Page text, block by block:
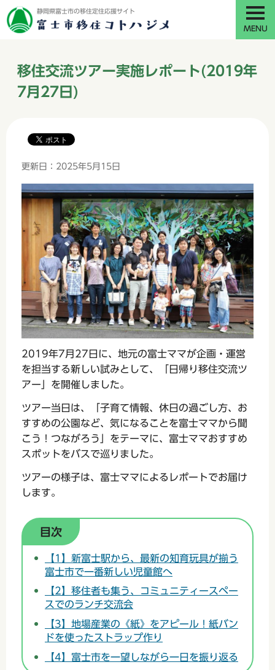
静岡県富士市の移住定住応援サイト
MENU
移住交流ツアー実施レポート(2019年
7月27日)
更新日：2025年5月15日
2019年7月27日に、地元の富士ママが企画・運営
を担当する新しい試みとして、「日帰り移住交流ツ
アー」を開催しました。
ツアー当日は、「子育て情報、休日の過ごし方、お
すすめの公園など、気になることを富士ママから聞
こう！つながろう」をテーマに、富士ママおすすめ
スポットをバスで巡りました。
ツアーの様子は、富士ママによるレポートでお届け
します。
目次
【1】新富士駅から、最新の知育玩具が揃う
富士市で一番新しい児童館へ
【2】移住者も集う、コミュニティースペー
スでのランチ交流会
【3】地場産業の《紙》をアピール！紙バン
ドを使ったストラップ作り
【4】富士市を一望しながら一日を振り返る